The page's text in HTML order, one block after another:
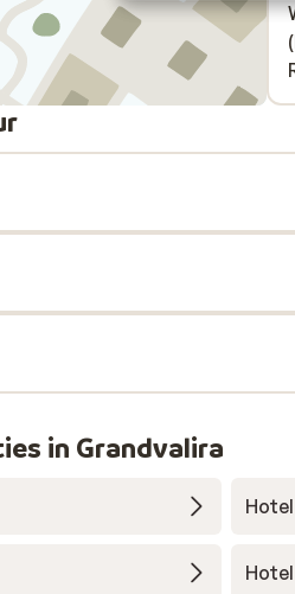
in Grandvalira